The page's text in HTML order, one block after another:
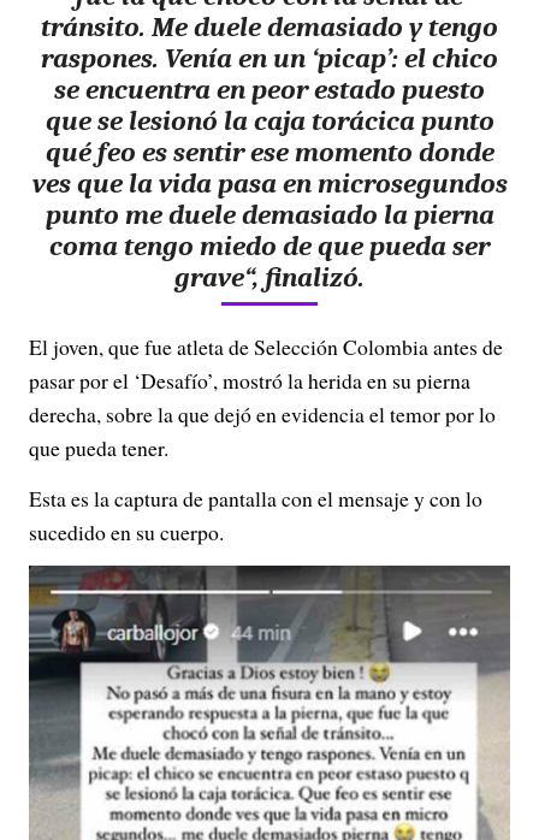
tránsito. Me duele demasiado y tengo
raspones. Venía en un ‘picap’: el chico
se encuentra en peor estado puesto
que se lesionó la caja torácica punto
qué feo es sentir ese momento donde
ves que la vida pasa en microsegundos
punto me duele demasiado la pierna
coma tengo miedo de que pueda ser
grave“, finalizó.
El joven, que fue atleta de Selección Colombia antes de
pasar por el ‘Desafío’, mostró la herida en su pierna
derecha, sobre la que dejó en evidencia el temor por lo
que pueda tener.
Esta es la captura de pantalla con el mensaje y con lo
sucedido en su cuerpo.